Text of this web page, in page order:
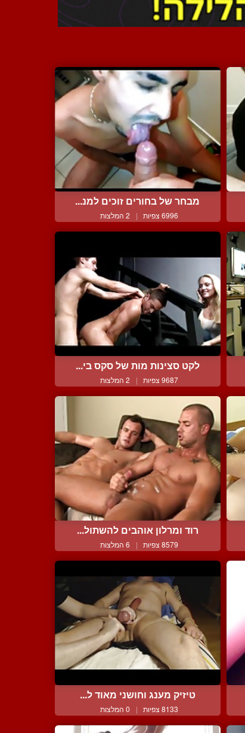
מבחר של בחורים זוכים למנ...
6996 צפיות | 2 המלצות
לקט סצינות מות של סקס בי...
9687 צפיות | 2 המלצות
רוד ומרלון אוהבים להשתול...
8579 צפיות | 6 המלצות
טיזיק מענג וחושני מאוד ל...
8133 צפיות | 0 המלצות